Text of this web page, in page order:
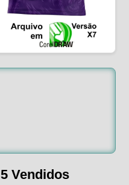
5 Vendidos